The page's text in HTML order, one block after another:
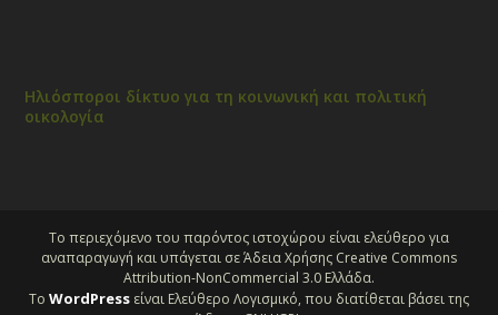
Ηλιόσποροι δίκτυο για τη κοινωνική και πολιτική
οικολογία
Το περιεχόμενο του παρόντος ιστοχώρου είναι ελεύθερο για
αναπαραγωγή και υπάγεται σε Άδεια Χρήσης Creative Commons
Attribution-NonCommercial 3.0 Ελλάδα.
Το WordPress είναι Ελεύθερο Λογισμικό, που διατίθεται βάσει της